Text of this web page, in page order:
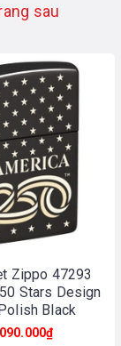
sau
Zippo 47293
Stars Design
Black